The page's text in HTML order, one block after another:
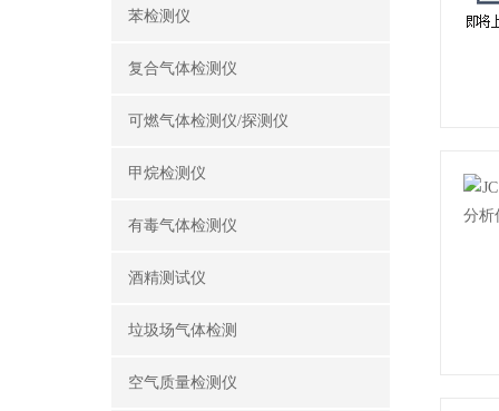
苯检测仪
复合气体检测仪
可燃气体检测仪/探测仪
甲烷检测仪
有毒气体检测仪
酒精测试仪
垃圾场气体检测
空气质量检测仪